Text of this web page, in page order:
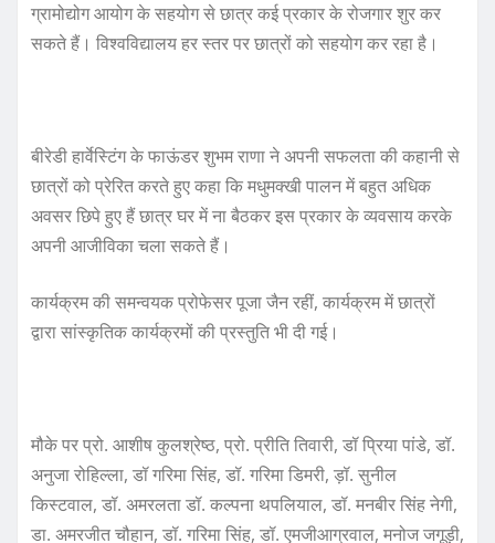
ग्रामोद्योग आयोग के सहयोग से छात्र कई प्रकार के रोजगार शुर कर
सकते हैं। विश्वविद्यालय हर स्तर पर छात्रों को सहयोग कर रहा है।
बीरेडी हार्वेस्टिंग के फाऊंडर शुभम राणा ने अपनी सफलता की कहानी से
छात्रों को प्रेरित करते हुए कहा कि मधुमक्खी पालन में बहुत अधिक
अवसर छिपे हुए हैं छात्र घर में ना बैठकर इस प्रकार के व्यवसाय करके
अपनी आजीविका चला सकते हैं।
कार्यक्रम की समन्वयक प्रोफेसर पूजा जैन रहीं, कार्यक्रम में छात्रों
द्वारा सांस्कृतिक कार्यक्रमों की प्रस्तुति भी दी गई।
मौके पर प्रो. आशीष कुलश्रेष्ठ, प्रो. प्रीति तिवारी, डॉ प्रिया पांडे, डॉ.
अनुजा रोहिल्ला, डॉ गरिमा सिंह, डॉ. गरिमा डिमरी, ड़ॉ. सुनील
किस्टवाल, डॉ. अमरलता डॉ. कल्पना थपलियाल, डॉ. मनबीर सिंह नेगी,
डा. अमरजीत चौहान, डॉ. गरिमा सिंह, डॉ. एमजीआग्रवाल, मनोज जगूड़ी,